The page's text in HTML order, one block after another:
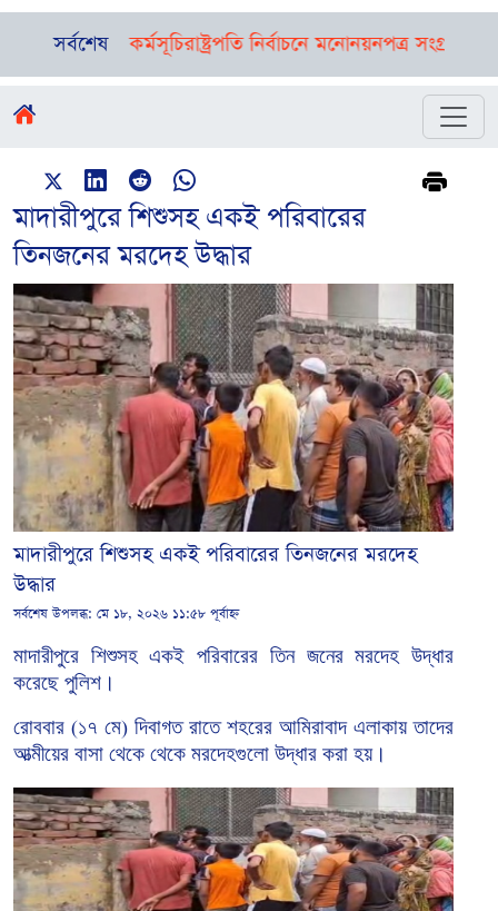
সর্বশেষ
নানা কর্মসূচি রাষ্ট্রপতি নির্বাচনে মনোনয়নপত্র সংগ্রহ করল
মাদারীপুরে শিশুসহ একই পরিবারের
তিনজনের মরদেহ উদ্ধার
মাদারীপুরে শিশুসহ একই পরিবারের তিনজনের মরদেহ
উদ্ধার
সর্বশেষ উপলব্ধ: মে ১৮, ২০২৬ ১১:৫৮ পূর্বাহ্ন
মাদারীপুরে শিশুসহ একই পরিবারের তিন জনের মরদেহ উদ্ধার
করেছে পুলিশ।
রোববার (১৭ মে) দিবাগত রাতে শহরের আমিরাবাদ এলাকায় তাদের
আত্মীয়ের বাসা থেকে থেকে মরদেহগুলো উদ্ধার করা হয়।